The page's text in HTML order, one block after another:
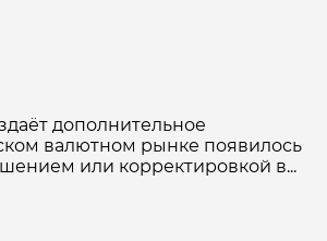
дополнительное
валютном рынке появилось
или корректировкой в...